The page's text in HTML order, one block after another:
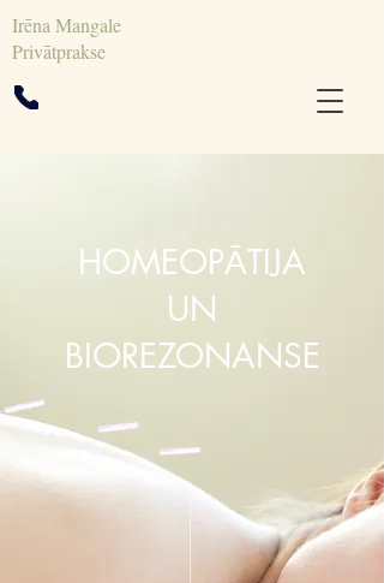
Irēna Mangale
Privātprakse
HOMEOPĀTIJA
UN
BIOREZONANSE